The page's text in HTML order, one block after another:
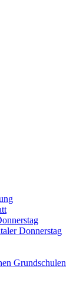
Donnerstag
Grundschulen